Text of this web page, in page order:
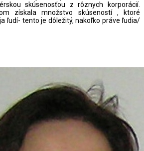
skúsenosťou z rôznych korporácií.
získala množstvo skúseností , ktoré
ľudí- tento je dôležitý, nakoľko práve ľudia/